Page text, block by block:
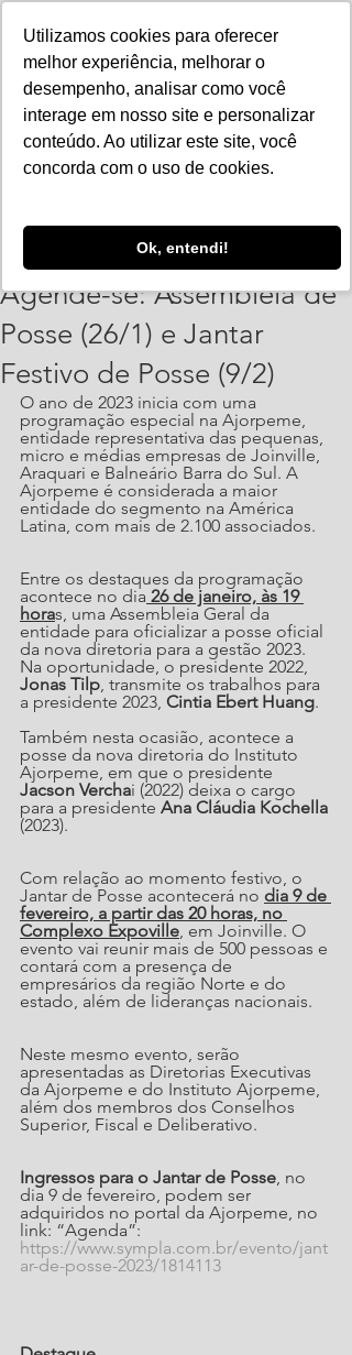
Utilizamos cookies para oferecer
melhor experiência, melhorar o
desempenho, analisar como você
interage em nosso site e personalizar
conteúdo. Ao utilizar este site, você
concorda com o uso de cookies.
Ok, entendi!
Agende-se: Assembleia de
Posse (26/1) e Jantar
Festivo de Posse (9/2)
O ano de 2023 inicia com uma
programação especial na Ajorpeme,
entidade representativa das pequenas,
micro e médias empresas de Joinville,
Araquari e Balneário Barra do Sul. A
Ajorpeme é considerada a maior
entidade do segmento na América
Latina, com mais de 2.100 associados.
Entre os destaques da programação
acontece no dia 26 de janeiro, às 19
horas, uma Assembleia Geral da
entidade para oficializar a posse oficial
da nova diretoria para a gestão 2023.
Na oportunidade, o presidente 2022,
Jonas Tilp, transmite os trabalhos para
a presidente 2023, Cintia Ebert Huang.
Também nesta ocasião, acontece a
posse da nova diretoria do Instituto
Ajorpeme, em que o presidente
Jacson Verchai (2022) deixa o cargo
para a presidente Ana Cláudia Kochella
(2023).
Com relação ao momento festivo, o
Jantar de Posse acontecerá no dia 9 de
fevereiro, a partir das 20 horas, no
Complexo Expoville, em Joinville. O
evento vai reunir mais de 500 pessoas e
contará com a presença de
empresários da região Norte e do
estado, além de lideranças nacionais.
Neste mesmo evento, serão
apresentadas as Diretorias Executivas
da Ajorpeme e do Instituto Ajorpeme,
além dos membros dos Conselhos
Superior, Fiscal e Deliberativo.
Ingressos para o Jantar de Posse, no
dia 9 de fevereiro, podem ser
adquiridos no portal da Ajorpeme, no
link: “Agenda”:
https://www.sympla.com.br/evento/jant
ar-de-posse-2023/1814113